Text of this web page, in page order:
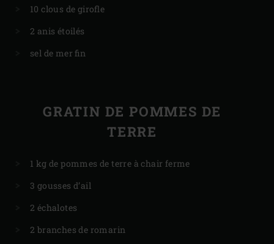
10 clous de girofle
2 anis étoilés
sel de mer fin
GRATIN DE POMMES DE
TERRE
1 kg de pommes de terre à chair ferme
3 gousses d’ail
2 échalotes
2 branches de romarin